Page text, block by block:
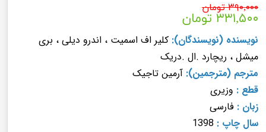
۳۹۰,۰۰۰ تومان
۳۳۱,۵۰۰ تومان
نویسنده (نویسندگان): کلیر اف اسمیت ، اندرو دیلی ، بری
میشل ، ریچارد .ال .دریک
مترجم (مترجمین): آرمین تاجیک
قطع : وزیری
زبان : فارسی
سال چاپ : 1398